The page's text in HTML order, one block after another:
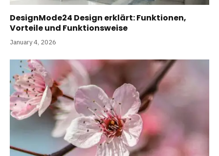
DesignMode24 Design erklärt: Funktionen,
Vorteile und Funktionsweise
January 4, 2026